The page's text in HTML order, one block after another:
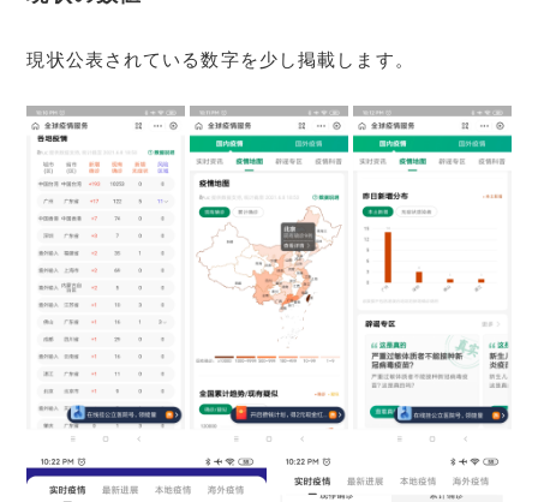
現状公表されている数字を少し掲載します。